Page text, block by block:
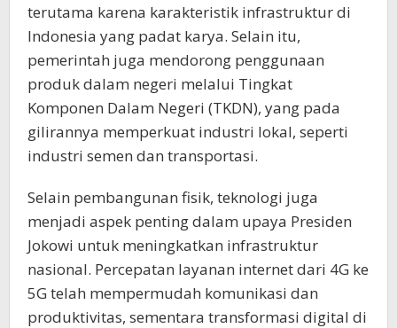
terutama karena karakteristik infrastruktur di
Indonesia yang padat karya. Selain itu,
pemerintah juga mendorong penggunaan
produk dalam negeri melalui Tingkat
Komponen Dalam Negeri (TKDN), yang pada
gilirannya memperkuat industri lokal, seperti
industri semen dan transportasi.
Selain pembangunan fisik, teknologi juga
menjadi aspek penting dalam upaya Presiden
Jokowi untuk meningkatkan infrastruktur
nasional. Percepatan layanan internet dari 4G ke
5G telah mempermudah komunikasi dan
produktivitas, sementara transformasi digital di